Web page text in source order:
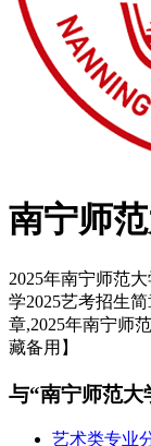
南宁师
2025年南宁师范
学2025艺考招生
章,2025年南宁师
藏备用】
与“南宁师范大
艺术类专业